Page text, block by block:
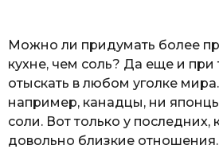
Можно ли придумать более
кухне, чем соль? Да еще и
отыскать в любом уголке
например, канадцы, ни
соли. Вот только у последних,
довольно близкие отношения.